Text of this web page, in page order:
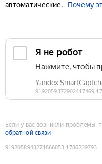
автоматические.
Почему
Если у вас возникли проблемы,
обратной связи
9192058943271866853:1786239793